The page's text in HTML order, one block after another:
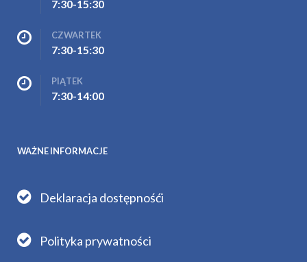
7:30-15:30
CZWARTEK
7:30-15:30
PIĄTEK
7:30-14:00
WAŻNE INFORMACJE
Deklaracja dostępnośći
Polityka prywatności